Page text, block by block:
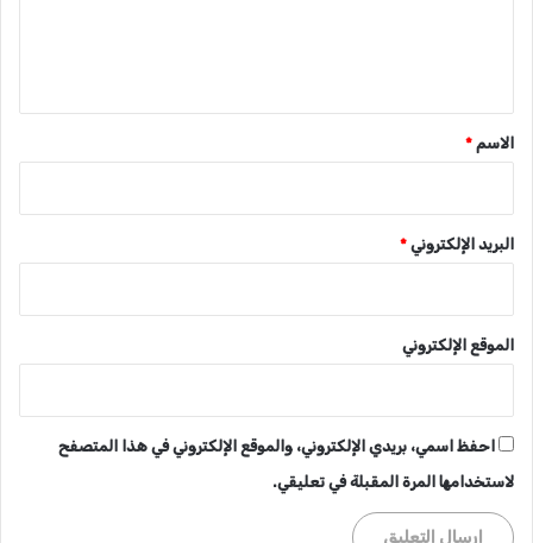
*الاسم *
البريد الإلكتروني *
الموقع الإلكتروني
احفظ اسمي، بريدي الإلكتروني، والموقع الإلكتروني في هذا المتصفح
لاستخدامها المرة المقبلة في تعليقي.